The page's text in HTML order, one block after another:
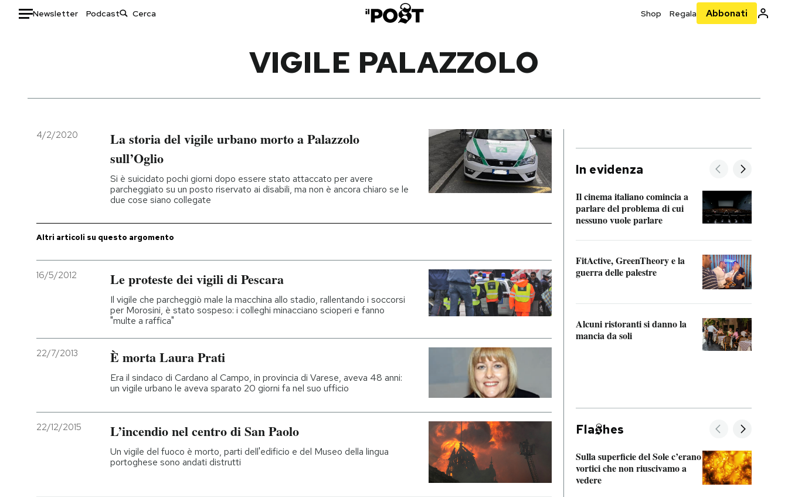
Newsletter Podcast Shop Regala Abbonati
Italia
Politica
Sport
Moda
Ok Boomer!
Media
Europa
Mondiali calcio 2026
I MIEI PREFERITI
VIGILE PALAZZOLO
4/2/2020
La storia del vigile urbano morto a Palazzolo
sull’Oglio
Si è suicidato pochi giorni dopo essere stato attaccato per avere
parcheggiato su un posto riservato ai disabili, ma non è ancora chiaro se le
due cose siano collegate
Altri articoli su questo argomento
16/5/2012 Le proteste dei vigili di Pescara
Il vigile che parcheggiò male la macchina allo stadio, rallentando i soccorsi
per Morosini, è stato sospeso: i colleghi minacciano scioperi e fanno
"multe a raffica"
22/7/2013 È morta Laura Prati
Era il sindaco di Cardano al Campo, in provincia di Varese, aveva 48 anni:
un vigile urbano le aveva sparato 20 giorni fa nel suo ufficio
22/12/2015 L’incendio nel centro di San Paolo
Un vigile del fuoco è morto, parti dell'edificio e del Museo della lingua
portoghese sono andati distrutti
In evidenza
Il cinema italiano comincia a
parlare del problema di cui
nessuno vuole parlare
FitActive, GreenTheory e la
guerra delle palestre
Alcuni ristoranti si danno la
mancia da soli
Fla hes
Sulla superficie del Sole c’erano
vortici che non riuscivamo a
vedere